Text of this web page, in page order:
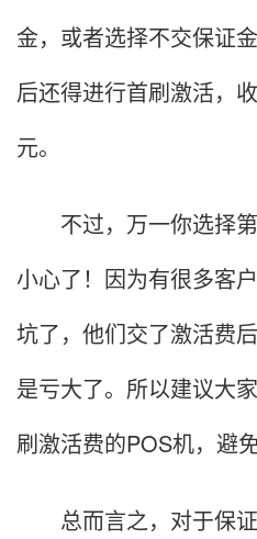
金，或者选择不交保证
后还得进行首刷激活，
元。
不过，万一你选择第
小心了！因为有很多客
坑了，他们交了激活费
是亏大了。所以建议大
刷激活费的POS机，避
总而言之，对于保证